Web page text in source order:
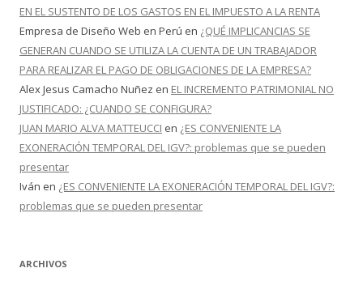
EN EL SUSTENTO DE LOS GASTOS EN EL IMPUESTO A LA RENTA
Empresa de Diseño Web en Perú en ¿QUÉ IMPLICANCIAS SE
GENERAN CUANDO SE UTILIZA LA CUENTA DE UN TRABAJADOR
PARA REALIZAR EL PAGO DE OBLIGACIONES DE LA EMPRESA?
Alex Jesus Camacho Nuñez en EL INCREMENTO PATRIMONIAL NO
JUSTIFICADO: ¿CUANDO SE CONFIGURA?
JUAN MARIO ALVA MATTEUCCI en ¿ES CONVENIENTE LA
EXONERACIÓN TEMPORAL DEL IGV?: problemas que se pueden
presentar
Iván en ¿ES CONVENIENTE LA EXONERACIÓN TEMPORAL DEL IGV?:
problemas que se pueden presentar
ARCHIVOS